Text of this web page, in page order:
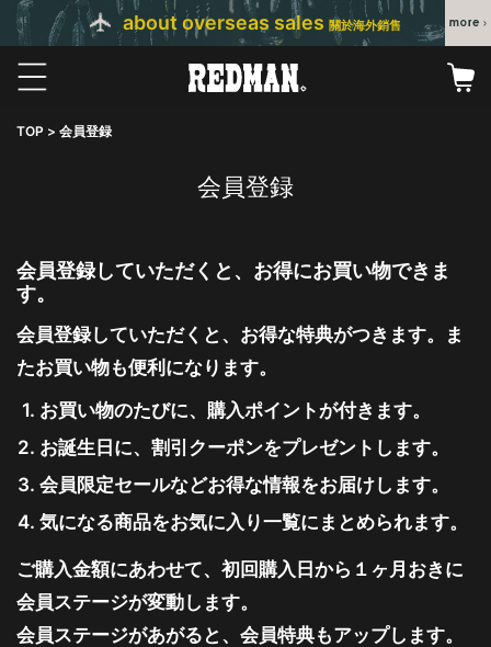
about overseas sales 關於海外銷售
TOP 会員登録
会員登録
会員登録していただくと、お得にお買い物できま
す。
会員登録していただくと、お得な特典がつきます。ま
たお買い物も便利になります。
お買い物のたびに、購入ポイントが付きます。
お誕生日に、割引クーポンをプレゼントします。
会員限定セールなどお得な情報をお届けします。
気になる商品をお気に入り一覧にまとめられます。
ご購入金額にあわせて、初回購入日から１ヶ月おきに
会員ステージが変動します。
会員ステージがあがると、会員特典もアップします。